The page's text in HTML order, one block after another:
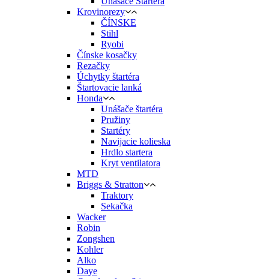
Krovinorezy
ČÍNSKE
Stihl
Ryobi
Čínske kosačky
Rezačky
Úchytky štartéra
Štartovacie lanká
Honda
Unášače štartéra
Pružiny
Startéry
Navijacie kolieska
Hrdlo startera
Kryt ventilatora
MTD
Briggs & Stratton
Traktory
Sekačka
Wacker
Robin
Zongshen
Kohler
Alko
Daye